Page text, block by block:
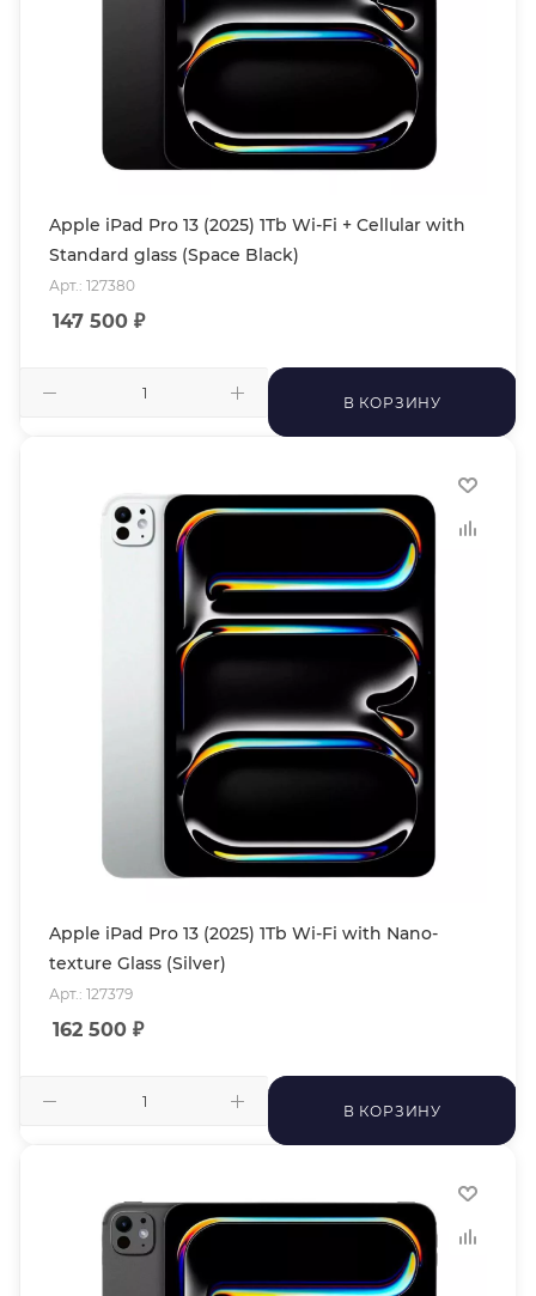
Apple iPad Pro 13 (2025) 1Tb Wi-Fi + Cellular with
Standard glass (Space Black)
Арт.: 127380
147 500 ₽
В КОРЗИНУ
Apple iPad Pro 13 (2025) 1Tb Wi-Fi with Nano-
texture Glass (Silver)
Арт.: 127379
162 500 ₽
В КОРЗИНУ